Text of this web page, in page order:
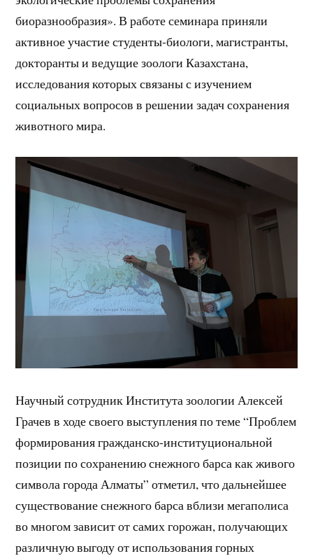
биоразнообразия». В работе семинара приняли
активное участие студенты-биологи, магистранты,
докторанты и ведущие зоологи Казахстана,
исследования которых связаны с изучением
социальных вопросов в решении задач сохранения
животного мира.
Научный сотрудник Института зоологии Алексей
Грачев в ходе своего выступления по теме “Проблем
формирования гражданско-институциональной
позиции по сохранению снежного барса как живого
символа города Алматы” отметил, что дальнейшее
существование снежного барса вблизи мегаполиса
во многом зависит от самих горожан, получающих
различную выгоду от использования горных